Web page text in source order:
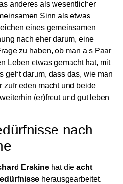
anderes als wesentlicher
Sinn als etwas
eines gemeinsamen
nach eher darum, eine
zu haben, ob man als Paar
Leben etwas gemacht hat, mit
geht darum, dass das, wie man
zufrieden macht und beide
(er)freut und gut leben
nach
Erskine hat die acht
herausgearbeitet.